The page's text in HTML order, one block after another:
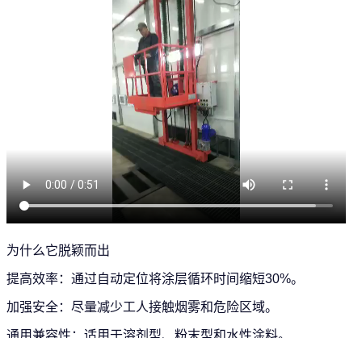
为什么它脱颖而出
提高效率：通过自动定位将涂层循环时间缩短30%。
加强安全：尽量减少工人接触烟雾和危险区域。
通用兼容性：适用于溶剂型、粉末型和水性涂料。